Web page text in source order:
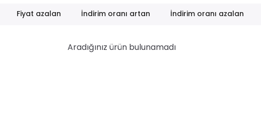
Fiyat azalan İndirim oranı artan İndirim oranı azalan
Aradığınız ürün bulunamadı